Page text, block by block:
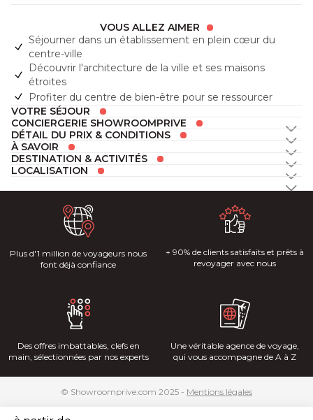
VOUS ALLEZ AIMER
Séjourner dans un établissement en plein cœur du
centre-ville
Découvrir l'architecture de la ville et ses maisons
étroites
Profiter du centre de bien-être pour se ressourcer
VOTRE SÉJOUR
CONCIERGERIE SHOWROOMPRIVE
DÉTAIL DU PRIX & CONDITIONS
À SAVOIR
DESTINATION & ACTIVITÉS
LOCALISATION
Plus d'1 million de voyageurs nous
font déjà confiance
+ 90% de clients satisfaits et prêts à
revoyager avec nous
Des offres imbattables, clefs en
main, sélectionnées par nos experts
Une véritable agence de voyage,
qui vous accompagne de A à Z
© Showroomprive.com 2025 - Mentions légales